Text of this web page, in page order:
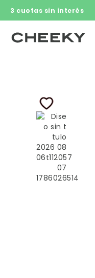
3 cuotas sin interés​ ​